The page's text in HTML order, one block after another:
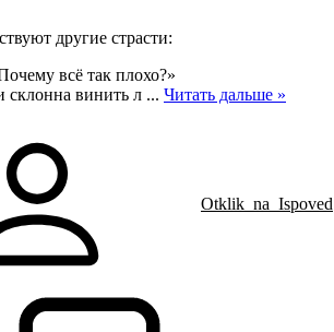
другие страсти:
всё так плохо?»
винить л ... Читать дальше »
Otklik_na_Ispoved